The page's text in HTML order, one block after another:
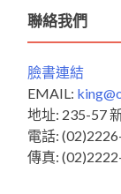
鍵
字:
聯絡我們
臉書連結
EMAIL:
地址: 235-57
電話:
傳真: